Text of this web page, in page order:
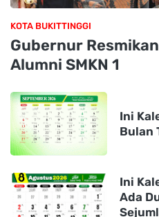
KOTA BUKITTINGGI
Gubernur
Alumni SMKN 1
Ini
Bulan
Ini
Ada